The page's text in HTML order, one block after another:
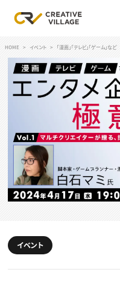
ログイン
クリエイター求人を探す
CREATIVE JOB求人検
特集求人
採用説明会
転職支援サービス
CONTENTS
スキルアップしたい！ トッ
デザイン
動画配信・映像制作
TOP Creator’s コラム
HOME イベント 「漫画」「テレビ」「ゲーム
イベント